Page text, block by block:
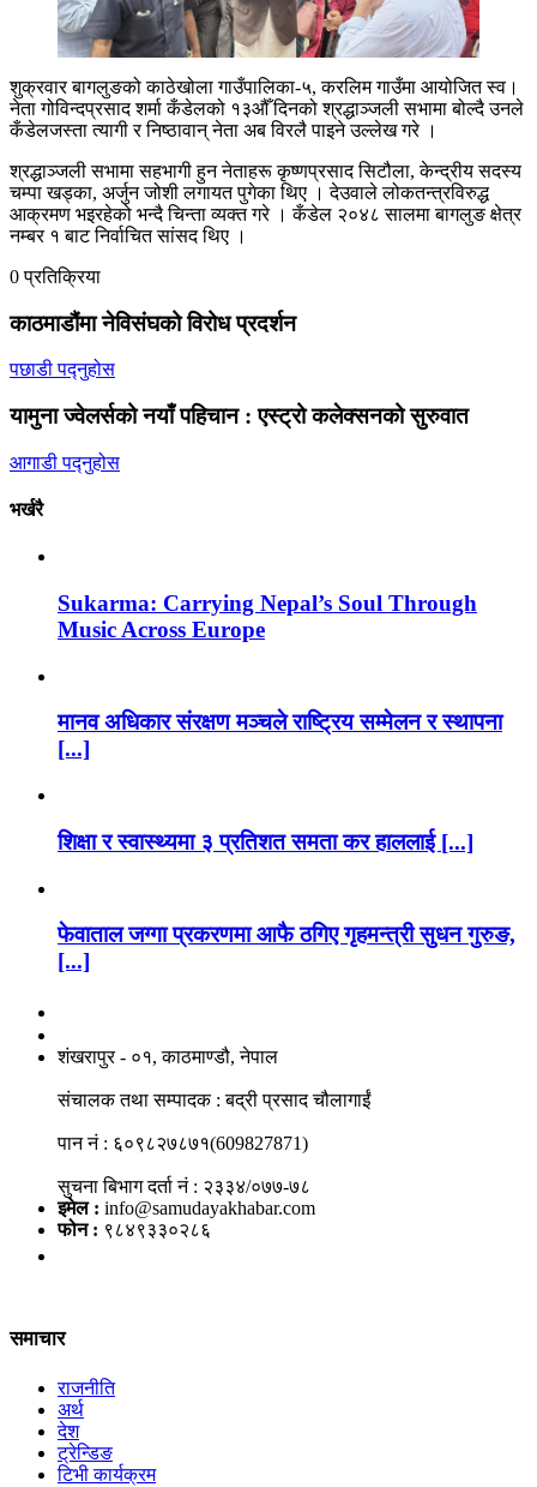
शुक्रवार बागलुङको काठेखोला गाउँपालिका-५, करलिम गाउँमा आयोजित स्व।
नेता गोविन्दप्रसाद शर्मा कँडेलको १३औँ दिनको श्रद्धाञ्जली सभामा बोल्दै उनले
कँडेलजस्ता त्यागी र निष्ठावान् नेता अब विरलै पाइने उल्लेख गरे ।
श्रद्धाञ्जली सभामा सहभागी हुन नेताहरू कृष्णप्रसाद सिटौला, केन्द्रीय सदस्य
चम्पा खड्का, अर्जुन जोशी लगायत पुगेका थिए । देउवाले लोकतन्त्रविरुद्ध
आक्रमण भइरहेको भन्दै चिन्ता व्यक्त गरे । कँडेल २०४८ सालमा बागलुङ क्षेत्र
नम्बर १ बाट निर्वाचित सांसद थिए ।
0 प्रतिक्रिया
काठमाडौंमा नेविसंघको विरोध प्रदर्शन
पछाडी पद्नुहोस
यामुना ज्वेलर्सको नयाँ पहिचान : एस्ट्रो कलेक्सनको सुरुवात
आगाडी पद्नुहोस
भर्खरै
Sukarma: Carrying Nepal’s Soul Through
Music Across Europe
मानव अधिकार संरक्षण मञ्चले राष्ट्रिय सम्मेलन र स्थापना
[...]
शिक्षा र स्वास्थ्यमा ३ प्रतिशत समता कर हाललाई [...]
फेवाताल जग्गा प्रकरणमा आफै ठगिए गृहमन्त्री सुधन गुरुङ,
[...]
शंखरापुर - ०१, काठमाण्डौ, नेपाल
संचालक तथा सम्पादक : बद्री प्रसाद चौलागाईं
पान नं : ६०९८२७८७१(609827871)
सुचना बिभाग दर्ता नं : २३३४/०७७-७८
इमेल : info@samudayakhabar.com
फोन : ९८४९३३०२८६
समाचार
राजनीति
अर्थ
देश
ट्रेन्डिङ
टिभी कार्यक्रम